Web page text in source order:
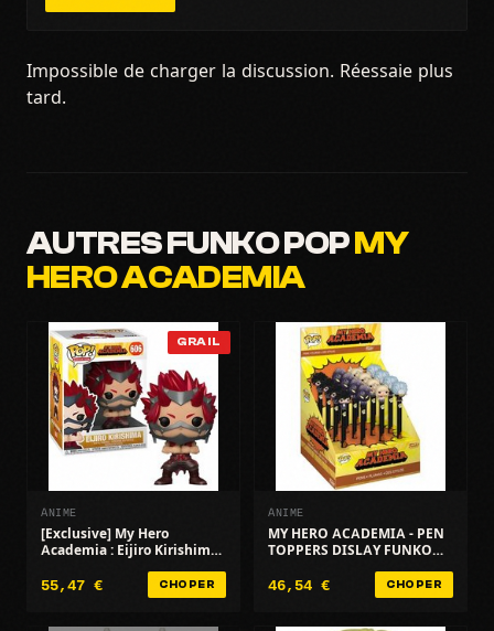
Impossible de charger la discussion. Réessaie plus
tard.
AUTRES FUNKO POPMY
HERO ACADEMIA
GRAIL
ANIME
[Exclusive] My Hero
Academia : Eijiro Kirishima
55,47 € CHOPER
ANIME
MY HERO ACADEMIA - PEN
TOPPERS DISLAY FUNKO
46,54 € CHOPER